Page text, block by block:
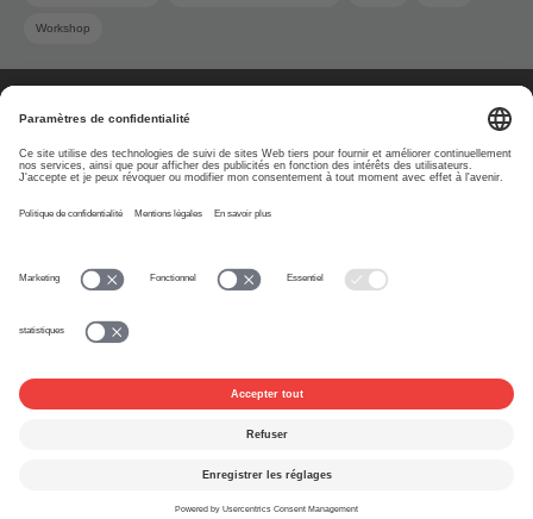
Workshop
www.suisa.ch
responsabilité
Paramètres de confidentialité